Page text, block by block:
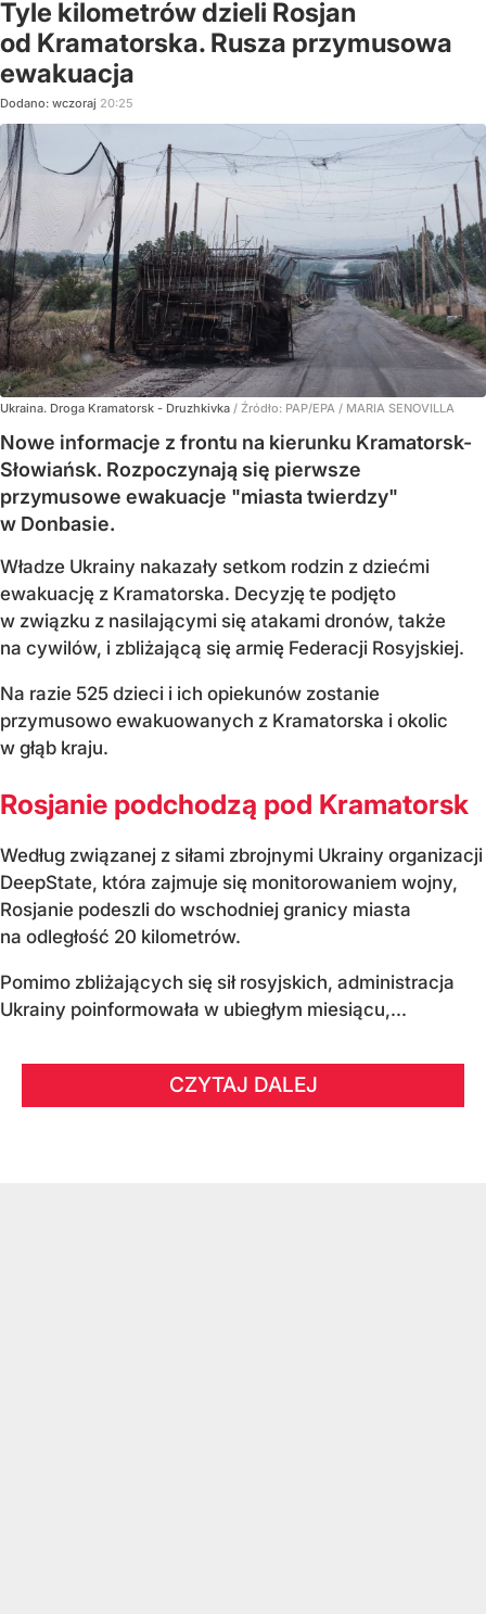
Tyle kilometrów dzieli Rosjan
od Kramatorska. Rusza przymusowa
ewakuacja
Dodano: wczoraj 20:25
Ukraina. Droga Kramatorsk - Druzhkivka / Źródło: PAP/EPA / MARIA SENOVILLA
Nowe informacje z frontu na kierunku Kramatorsk-
Słowiańsk. Rozpoczynają się pierwsze
przymusowe ewakuacje "miasta twierdzy"
w Donbasie.
Władze Ukrainy nakazały setkom rodzin z dziećmi
ewakuację z Kramatorska. Decyzję te podjęto
w związku z nasilającymi się atakami dronów, także
na cywilów, i zbliżającą się armię Federacji Rosyjskiej.
Na razie 525 dzieci i ich opiekunów zostanie
przymusowo ewakuowanych z Kramatorska i okolic
w głąb kraju.
Rosjanie podchodzą pod Kramatorsk
Według związanej z siłami zbrojnymi Ukrainy organizacji
DeepState, która zajmuje się monitorowaniem wojny,
Rosjanie podeszli do wschodniej granicy miasta
na odległość 20 kilometrów.
Pomimo zbliżających się sił rosyjskich, administracja
Ukrainy poinformowała w ubiegłym miesiącu,...
CZYTAJ DALEJ